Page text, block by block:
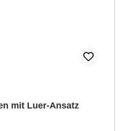
mit Luer-Ansatz